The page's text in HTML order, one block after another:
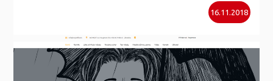
16.11.2018